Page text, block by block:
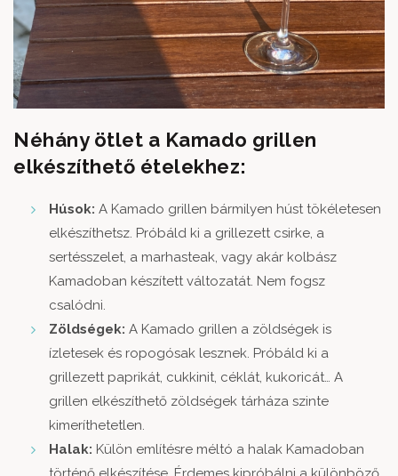
Néhány ötlet a Kamado grillen
elkészíthető ételekhez:
Húsok: A Kamado grillen bármilyen húst tökéletesen
elkészíthetsz. Próbáld ki a grillezett csirke, a
sertésszelet, a marhasteak, vagy akár kolbász
Kamadoban készített változatát. Nem fogsz
csalódni.
Zöldségek: A Kamado grillen a zöldségek is
ízletesek és ropogósak lesznek. Próbáld ki a
grillezett paprikát, cukkinit, céklát, kukoricát… A
grillen elkészíthető zöldségek tárháza szinte
kimeríthetetlen.
Halak: Külön említésre méltó a halak Kamadoban